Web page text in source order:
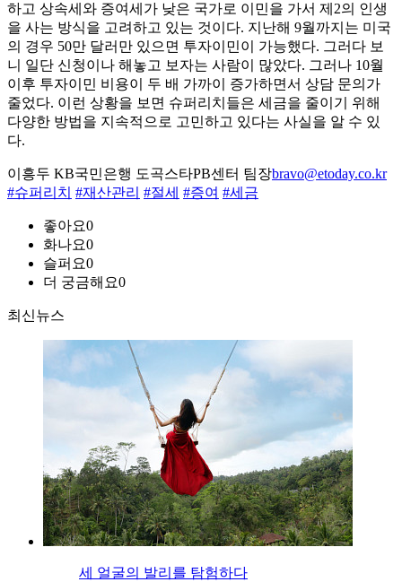
하고 상속세와 증여세가 낮은 국가로 이민을 가서 제2의 인생
을 사는 방식을 고려하고 있는 것이다. 지난해 9월까지는 미국
의 경우 50만 달러만 있으면 투자이민이 가능했다. 그러다 보
니 일단 신청이나 해놓고 보자는 사람이 많았다. 그러나 10월
이후 투자이민 비용이 두 배 가까이 증가하면서 상담 문의가
줄었다. 이런 상황을 보면 슈퍼리치들은 세금을 줄이기 위해
다양한 방법을 지속적으로 고민하고 있다는 사실을 알 수 있
다.
이흥두 KB국민은행 도곡스타PB센터 팀장bravo@etoday.co.kr
#슈퍼리치 #재산관리 #절세 #증여 #세금
좋아요0
화나요0
슬퍼요0
더 궁금해요0
최신뉴스
세 얼굴의 발리를 탐험하다